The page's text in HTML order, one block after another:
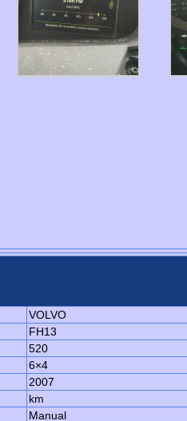
VOLVO
FH13
520
6×4
2007
km
Manual